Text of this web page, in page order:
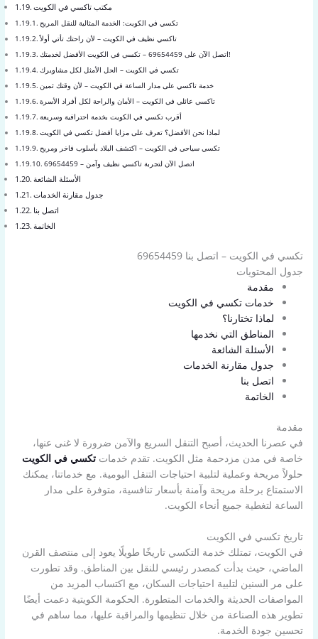
مكتب تاكسي في الكويت
تكسي في الكويت: الخدمة المثالية للنقل المريح
تاكسي نظيف في الكويت – لأن راحتك تأتي أولاً
اتصل الآن على 69654459 – تكسي في الكويت الأفضل لخدمتك!
تكسي في الكويت – الحل الأمثل لكل مشاويرك
خدمة تاكسي على مدار الساعة في الكويت – لأن وقتك ثمين
تاكسي عائلي في الكويت – الأمان والراحة لكل أفراد الأسرة
أقرب تكسي في الكويت بخدمة احترافية وسريعة
لماذا نحن الأفضل؟ تعرف على مزايا أفضل تكسي في الكويت
تكسي سياحي في الكويت – اكتشف البلاد بأسلوب فاخر ومريح
اتصل الآن لتجربة تاكسي نظيف وآمن – 69654459
الأسئلة الشائعة
جدول مقارنة الخدمات
اتصل بنا
الخاتمة
تكسي في الكويت – اتصل بنا 69654459
جدول المحتويات
مقدمة
خدمات تكسي في الكويت
لماذا تختارنا؟
المناطق التي نخدمها
الأسئلة الشائعة
جدول مقارنة الخدمات
اتصل بنا
الخاتمة
مقدمة
في عصرنا الحديث، أصبح التنقل السريع والآمن ضرورة لا غنى عنها،
خاصة في مدن مزدحمة مثل الكويت. تقدم خدماتتكسي في الكويت
حلولاً مريحة وعملية لتلبية احتياجات التنقل اليومية. مع خدماتنا، يمكنك
الاستمتاع برحلة مريحة وآمنة بأسعار تنافسية، متوفرة على مدار
الساعة لتغطية جميع أنحاء الكويت.
تاريخ تكسي في الكويت
في الكويت، تمتلك خدمة التكسي تاريخًا طويلًا يعود إلى منتصف القرن
الماضي، حيث بدأت كمصدر رئيسي للنقل بين المناطق. وقد تطورت
على مر السنين لتلبية احتياجات السكان، مع اكتساب المزيد من
المواصفات الحديثة والخدمات المتطورة. الحكومة الكويتية دعمت أيضًا
تطوير هذه الصناعة من خلال تنظيمها والمراقبة عليها، مما ساهم في
تحسين جودة الخدمة.